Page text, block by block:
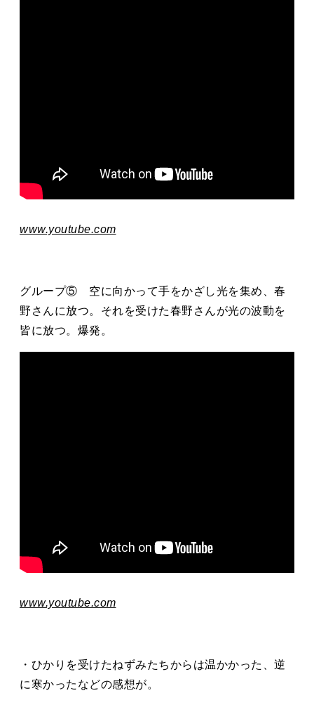
www.youtube.com
グループ⑤ 空に向かって手をかざし光を集め、春
野さんに放つ。それを受けた春野さんが光の波動を
皆に放つ。爆発。
www.youtube.com
・ひかりを受けたねずみたちからは温かかった、逆
に寒かったなどの感想が。